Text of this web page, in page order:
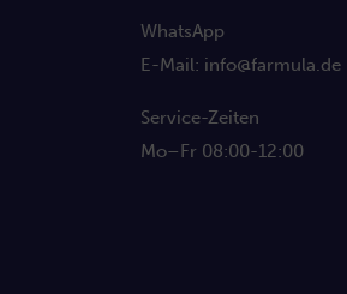
WhatsApp
E-Mail: info@farmula.de
Service-Zeiten
Mo–Fr 08:00-12:00